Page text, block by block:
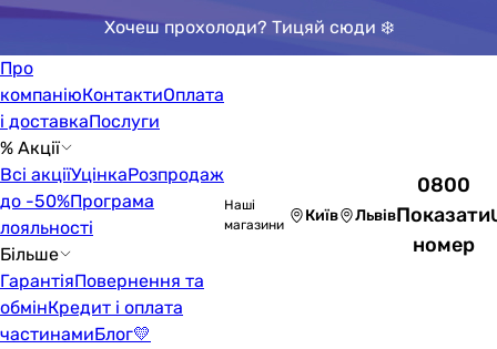
Хочеш прохолоди? Тицяй сюди ❄️
Про
компаніюКонтактиОплата
і доставкаПослуги
% Акції
Всі акціїУцінкаРозпродаж
до -50%Програма
лояльності
Більше
ГарантіяПовернення та
обмінКредит і оплата
частинамиБлог💛
Наші
магазини
Київ Львів
0800
Показати
номер